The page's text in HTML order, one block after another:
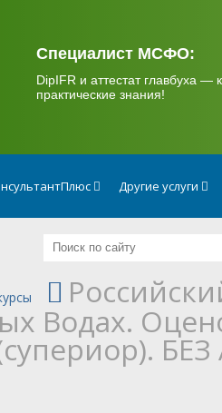
Специалист МСФО:
DipIFR и аттестат главбуха —
практические знания!
Другие услуги
Водах.